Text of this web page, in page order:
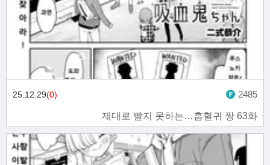
제대로 빨지 못하는…흡혈귀 짱 63화
25.12.29(0) 2485